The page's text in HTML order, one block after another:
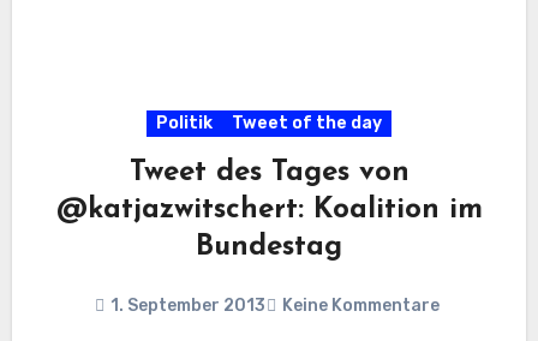
Politik Tweet of the day
Tweet des Tages von
@katjazwitschert: Koalition im
Bundestag
1. September 2013 Keine Kommentare